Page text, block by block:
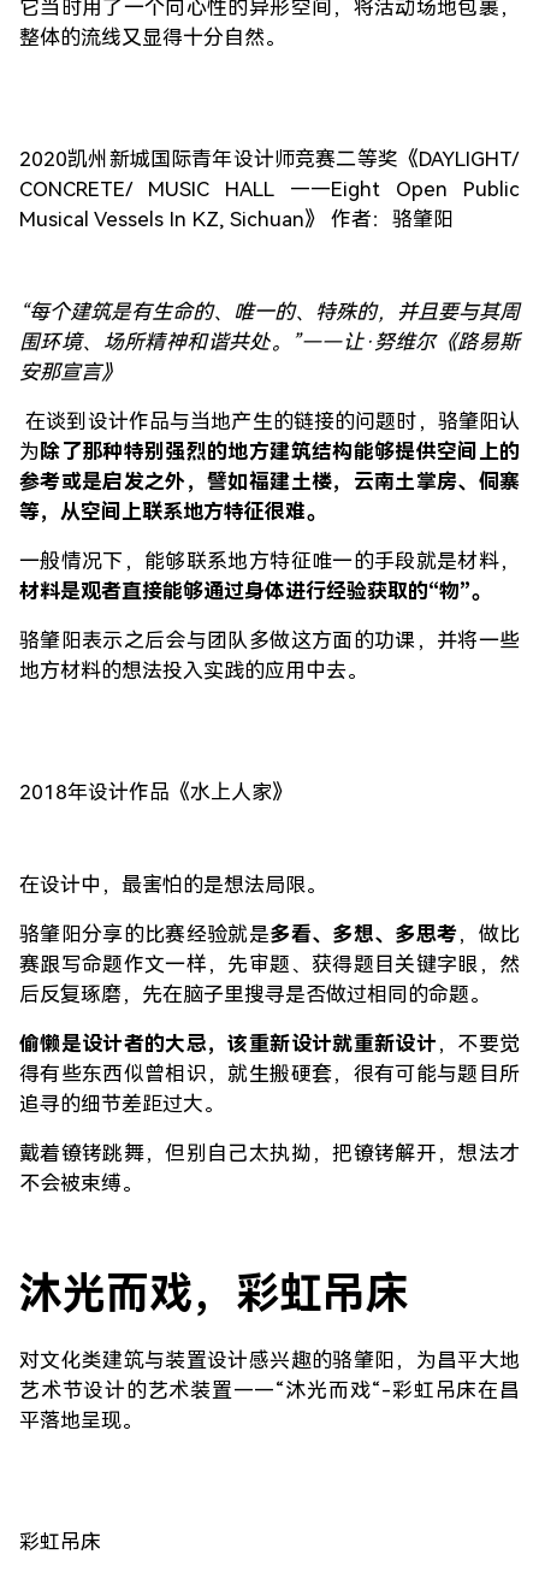
它当时用了一个向心性的异形空间，将活动场地包裹，
整体的流线又显得十分自然。
2020凯州新城国际青年设计师竞赛二等奖《DAYLIGHT/
CONCRETE/ MUSIC HALL ——Eight Open Public
Musical Vessels In KZ, Sichuan》 作者：骆肇阳
“每个建筑是有生命的、唯一的、特殊的，并且要与其周
围环境、场所精神和谐共处。”——让·努维尔《路易斯
安那宣言》
在谈到设计作品与当地产生的链接的问题时，骆肇阳认
为 除了那种特别强烈的地方建筑结构能够提供空间上的
参考或是启发之外，譬如福建土楼，云南土掌房、侗寨
等，从空间上联系地方特征很难。
一般情况下，能够联系地方特征唯一的手段就是材料，
材料是观者直接能够通过身体进行经验获取的“物”。
骆肇阳表示之后会与团队多做这方面的功课，并将一些
地方材料的想法投入实践的应用中去。
2018年设计作品《水上人家》
在设计中，最害怕的是想法局限。
骆肇阳分享的比赛经验就是多看、多想、多思考，做比
赛跟写命题作文一样，先审题、获得题目关键字眼，然
后反复琢磨，先在脑子里搜寻是否做过相同的命题。
偷懒是设计者的大忌，该重新设计就重新设计 ，不要觉
得有些东西似曾相识，就生搬硬套，很有可能与题目所
追寻的细节差距过大。
戴着镣铐跳舞，但别自己太执拗，把镣铐解开，想法才
不会被束缚。
沐光而戏，彩虹吊床
对文化类建筑与装置设计感兴趣的骆肇阳，为昌平大地
艺术节设计的艺术装置——“沐光而戏“-彩虹吊床在昌
平落地呈现。
彩虹吊床